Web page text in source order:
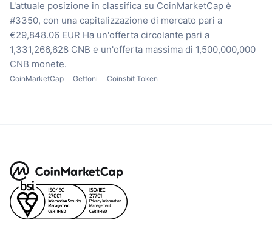
L'attuale posizione in classifica su CoinMarketCap è
#3350, con una capitalizzazione di mercato pari a
€29,848.06 EUR Ha un'offerta circolante pari a
1,331,266,628 CNB e un'offerta massima di 1,500,000,000
CNB monete.
CoinMarketCap Gettoni Coinsbit Token